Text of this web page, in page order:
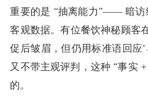
重要的是 “抽离能力”—— 暗访
客观数据。有位餐饮神秘顾客
促后皱眉，但仍用标准语回应
又不带主观评判，这种 “事实
的。